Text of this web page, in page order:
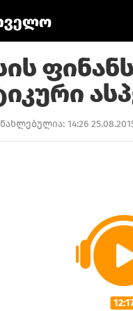
14:26